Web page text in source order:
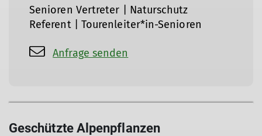
Senioren Vertreter | Naturschutz
Referent | Tourenleiter*in-Senioren
Anfrage senden
Geschützte Alpenpflanzen